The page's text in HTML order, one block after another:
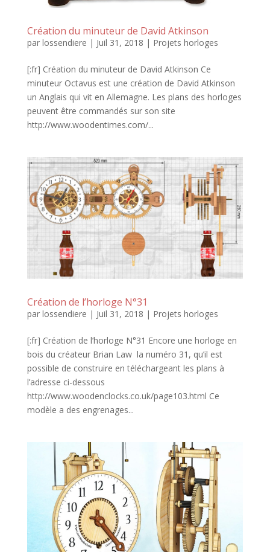
Création du minuteur de David Atkinson
par lossendiere | Juil 31, 2018 | Projets horloges
[:fr] Création du minuteur de David Atkinson Ce
minuteur Octavus est une création de David Atkinson
un Anglais qui vit en Allemagne. Les plans des horloges
peuvent être commandés sur son site
http://www.woodentimes.com/...
Création de l’horloge N°31
par lossendiere | Juil 31, 2018 | Projets horloges
[:fr] Création de l’horloge N°31 Encore une horloge en
bois du créateur Brian Law la numéro 31, qu’il est
possible de construire en téléchargeant les plans à
l’adresse ci-dessous
http://www.woodenclocks.co.uk/page103.html Ce
modèle a des engrenages...